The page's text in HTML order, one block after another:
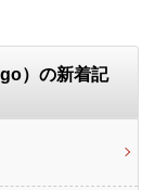
）の新着記